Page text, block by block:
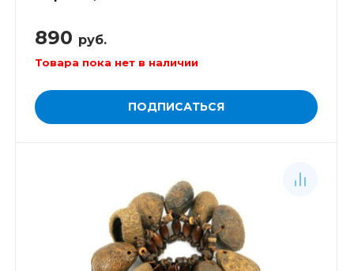
890 руб.
Товара пока нет в наличии
ПОДПИСАТЬСЯ